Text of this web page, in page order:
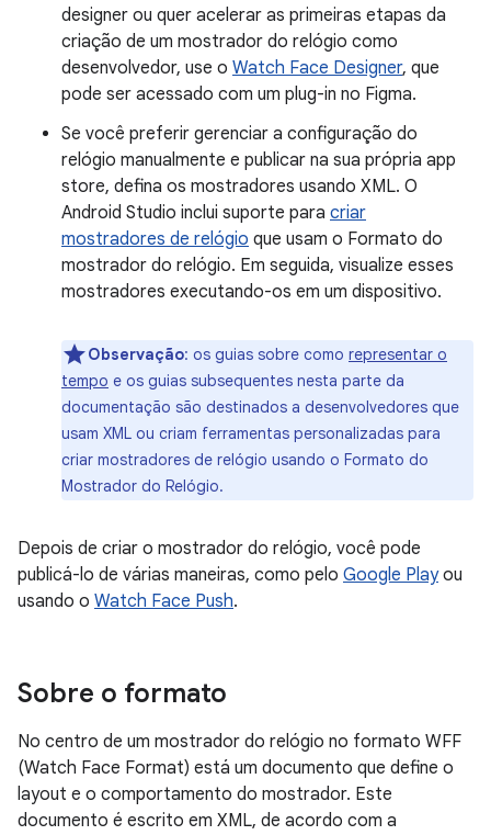
designer ou quer acelerar as primeiras etapas da
criação de um mostrador do relógio como
desenvolvedor, use o Watch Face Designer, que
pode ser acessado com um plug-in no Figma.
Se você preferir gerenciar a configuração do
relógio manualmente e publicar na sua própria app
store, defina os mostradores usando XML. O
Android Studio inclui suporte para criar
mostradores de relógio que usam o Formato do
mostrador do relógio. Em seguida, visualize esses
mostradores executando-os em um dispositivo.
Observação: os guias sobre como representar o
tempo e os guias subsequentes nesta parte da
documentação são destinados a desenvolvedores que
usam XML ou criam ferramentas personalizadas para
criar mostradores de relógio usando o Formato do
Mostrador do Relógio.
Depois de criar o mostrador do relógio, você pode
publicá-lo de várias maneiras, como pelo Google Playou
usando o Watch Face Push.
Sobre o formato
No centro de um mostrador do relógio no formato WFF
(Watch Face Format) está um documento que define o
layout e o comportamento do mostrador. Este
documento é escrito em XML, de acordo com a